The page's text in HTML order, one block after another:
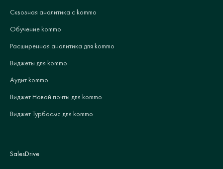
Сквозная аналитика с kommo
Обучение kommo
Расширенная аналитика для kommo
Виджеты для kommo
Аудит kommo
Виджет Новой почты для kommo
Виджет Турбосмс для kommo
SalesDrive